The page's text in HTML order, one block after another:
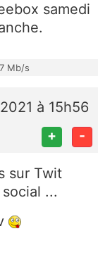
samedi
Mb/s
à 15h56
+ -
sur Twit
...